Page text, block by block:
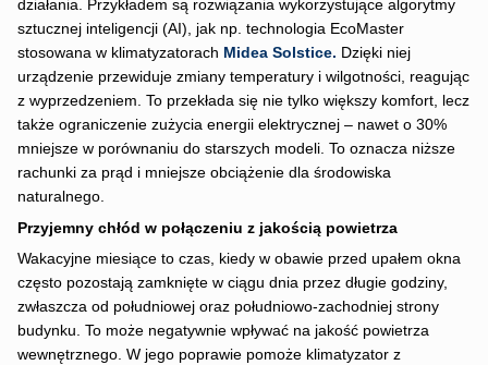
działania. Przykładem są rozwiązania wykorzystujące algorytmy
sztucznej inteligencji (AI), jak np. technologia EcoMaster
stosowana w klimatyzatorach Midea Solstice. Dzięki niej
urządzenie przewiduje zmiany temperatury i wilgotności, reagując
z wyprzedzeniem. To przekłada się nie tylko większy komfort, lecz
także ograniczenie zużycia energii elektrycznej – nawet o 30%
mniejsze w porównaniu do starszych modeli. To oznacza niższe
rachunki za prąd i mniejsze obciążenie dla środowiska
naturalnego.
Przyjemny chłód w połączeniu z jakością powietrza
Wakacyjne miesiące to czas, kiedy w obawie przed upałem okna
często pozostają zamknięte w ciągu dnia przez długie godziny,
zwłaszcza od południowej oraz południowo-zachodniej strony
budynku. To może negatywnie wpływać na jakość powietrza
wewnętrznego. W jego poprawie pomoże klimatyzator z